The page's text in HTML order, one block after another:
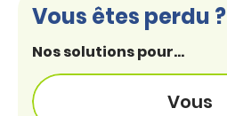
Vous êtes perdu ?
Nos solutions pour...
Vous